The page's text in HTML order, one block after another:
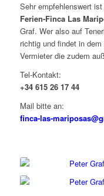
Sehr empfehlenswert
Ferien-Finca Las
Graf. Wer also auf
richtig und findet in
Vermieter die zudem
Tel-Kontakt:
+34 615 26 17 44
Mail bitte an:
finca-las-